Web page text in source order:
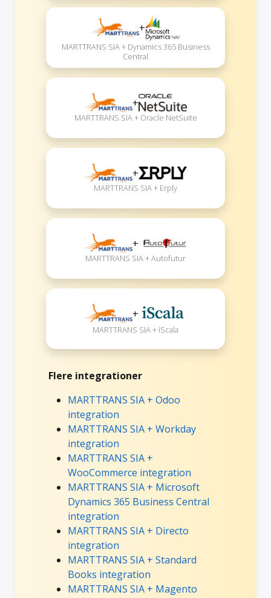
+
MARTTRANS SIA + Dynamics 365 Business
Central
+
MARTTRANS SIA + Oracle NetSuite
+
MARTTRANS SIA + Erply
+
MARTTRANS SIA + Autofutur
+
MARTTRANS SIA + iScala
Flere integrationer
MARTTRANS SIA + Odoo
integration
MARTTRANS SIA + Workday
integration
MARTTRANS SIA +
WooCommerce integration
MARTTRANS SIA + Microsoft
Dynamics 365 Business Central
integration
MARTTRANS SIA + Directo
integration
MARTTRANS SIA + Standard
Books integration
MARTTRANS SIA + Magento